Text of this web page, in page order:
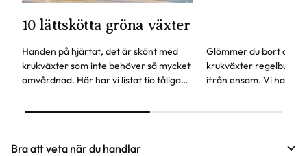
10 lättskötta gröna växter
Handen på hjärtat, det är skönt med
krukväxter som inte behöver så mycket
omvårdnad. Här har vi listat tio tåliga
mörkare.
Glömmer du bort att
krukväxter
ifrån ensam. Vi har en
glömsk växtentusiast.
Bra att veta när du handlar